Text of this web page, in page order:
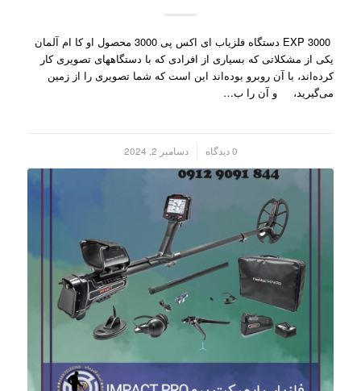
EXP 3000 دستگاه فلزیاب ای اکس پی 3000 محصول او کا ام آلمان
یکی از مشکلاتی که بسیاری از افرادی که با دستگاههای تصویری کار
کرده‌اند، با آن روبرو بوده‌اند این است که شما تصویری را از زمین
می‌گیرید، و آن را ب…
0 دیدگاه دسامبر 2, 2024